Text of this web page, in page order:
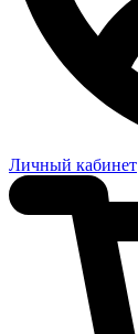
Личный кабинет